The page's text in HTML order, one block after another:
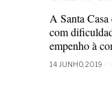
A Santa
com
empenho à
14 JUNHO, 2019